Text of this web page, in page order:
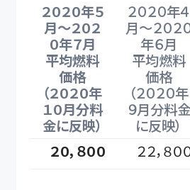
２０２０年５
月～２０２
０年７月
平均燃料
価格
（２０２０年
１０月分料
金に反映）
２０２０年４
月～２０２
年６月
平均燃料
価格
（２０２０年
９月分料金
に反映）
２０，８００ ２２，８０